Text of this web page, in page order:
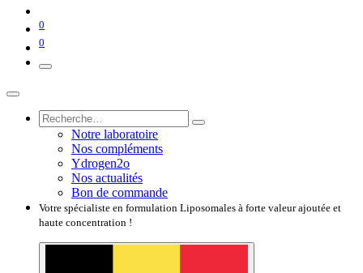
0
0
Notre laboratoire
Nos compléments
Ydrogen2o
Nos actualités
Bon de commande
Votre spécialiste en formulation Liposomales à forte valeur ajoutée et
haute concentration !